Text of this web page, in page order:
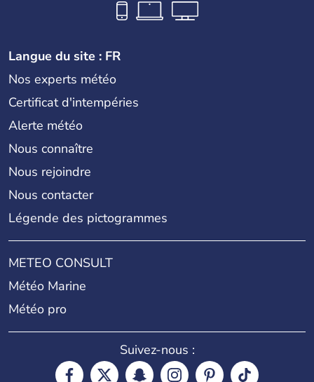
Langue du site : FR
Nos experts météo
Certificat d'intempéries
Alerte météo
Nous connaître
Nous rejoindre
Nous contacter
Légende des pictogrammes
METEO CONSULT
Météo Marine
Météo pro
Suivez-nous :